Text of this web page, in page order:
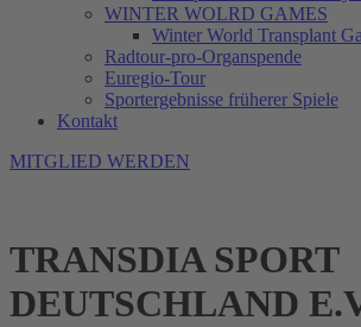
WINTER WOLRD GAMES
Winter World Transplant
Radtour-pro-Organspende
Euregio-Tour
Sportergebnisse früherer Spiele
Kontakt
MITGLIED WERDEN
TRANSDIA SPORT
DEUTSCHLAND